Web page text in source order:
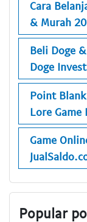
Cara
& Murah
Beli Doge
Doge
Point
Lore Game
Game
Popular